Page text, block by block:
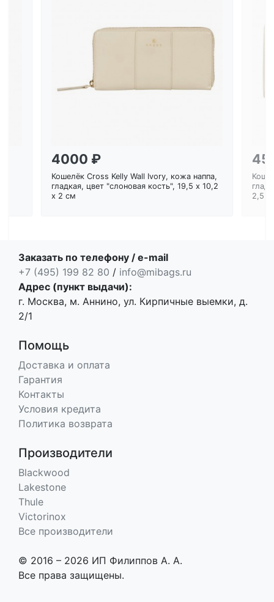
4000 ₽
Кошелёк Cross Kelly Wall Ivory, кожа наппа,
гладкая, цвет "слоновая кость", 19,5 x 10,2
x 2 см
2,5
Заказать по телефону / e-mail
+7 (495) 199 82 80 / info@mibags.ru
Адрес (пункт выдачи):
г. Москва, м. Аннино, ул. Кирпичные выемки, д.
2/1
Помощь
Доставка и оплата
Гарантия
Контакты
Условия кредита
Политика возврата
Производители
Blackwood
Lakestone
Thule
Victorinox
Все производители
© 2016 – 2026 ИП Филиппов А. А.
Все права защищены.